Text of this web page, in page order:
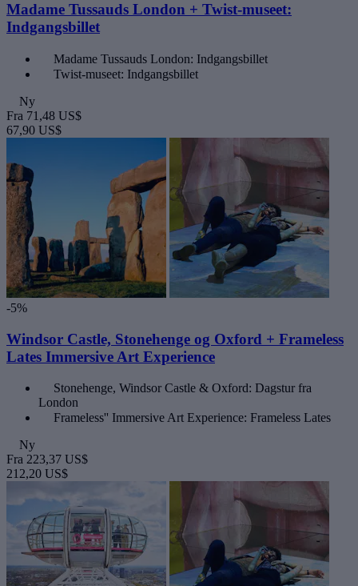
Madame Tussauds London + Twist-museet:
Indgangsbillet
Madame Tussauds London: Indgangsbillet
Twist-museet: Indgangsbillet
Ny
Fra 71,48 US$
67,90 US$
-5%
Windsor Castle, Stonehenge og Oxford + Frameless
Lates Immersive Art Experience
Stonehenge, Windsor Castle & Oxford: Dagstur fra
London
Frameless'' Immersive Art Experience: Frameless Lates
Ny
Fra 223,37 US$
212,20 US$